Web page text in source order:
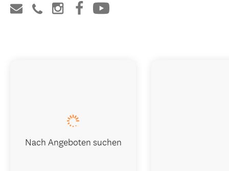
Nach Angeboten suchen